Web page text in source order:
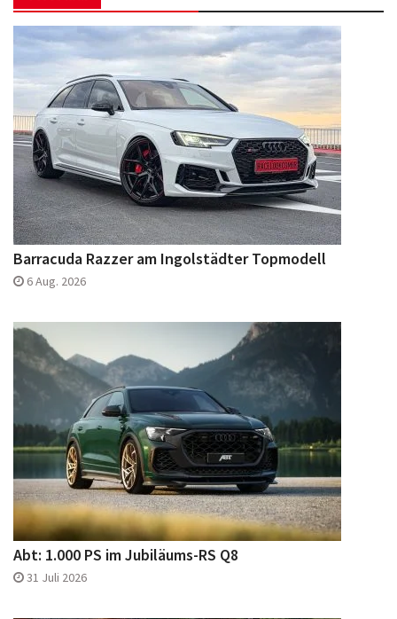
Barracuda Razzer am Ingolstädter Topmodell
6 Aug. 2026
Abt: 1.000 PS im Jubiläums-RS Q8
31 Juli 2026